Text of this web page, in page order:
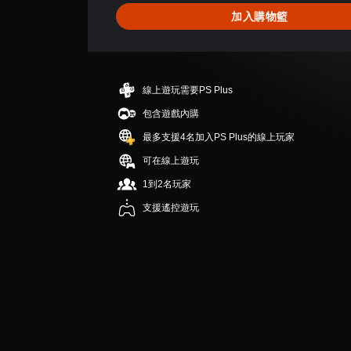
5
顆
（
分
5
顆
星
）
，
共
8
則
評
加入購物籃
線上遊玩需要PS Plus
包含遊戲內購
最多支援4名加入PS Plus的線上玩家
可在線上遊玩
1到2名玩家
支援遙控遊玩